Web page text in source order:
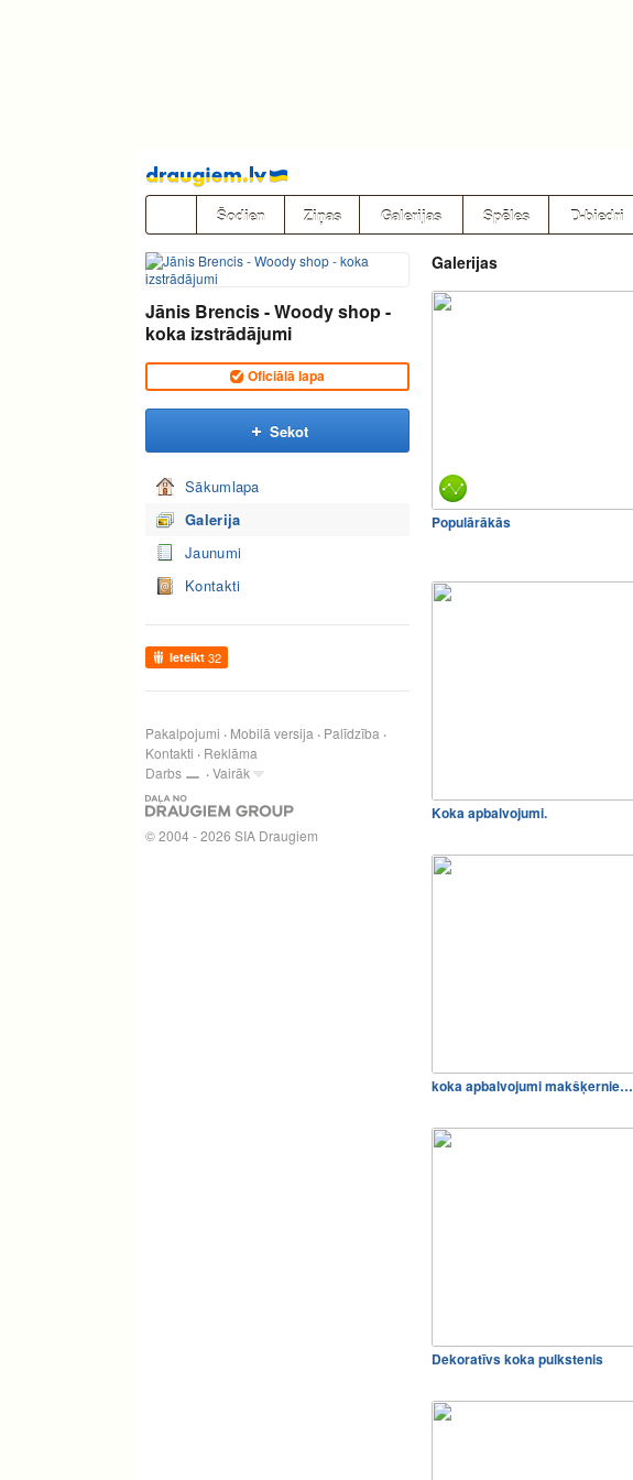
Pāriet
uz
saturu
Šodien Ziņas Galerijas Spēles D-biedri
Jānis Brencis - Woody shop -
koka izstrādājumi
Oficiālā lapa
Sekot
Sākumlapa
Galerija
Jaunumi
Kontakti
Ieteikt 32
Pakalpojumi Mobilā versija
Palīdzība
Kontakti
Reklāma
Darbs
Vairāk
© 2004 - 2026 SIA Draugiem
Galerijas
Populārākās
Koka apbalvojumi.
koka apbalvojumi makšķernie…
Dekoratīvs koka pulkstenis